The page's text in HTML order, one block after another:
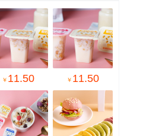
￥ 11.50 ￥ 11.50